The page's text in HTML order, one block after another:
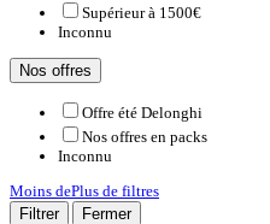
Supérieur à 1500€
Inconnu
Nos offres
Offre été Delonghi
Nos offres en packs
Inconnu
Moins dePlus de filtres
Filtrer
Fermer